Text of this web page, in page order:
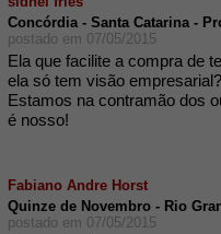
Concórdia - Santa Catarina -
postado em 07/05/2015
Ela que facilite a compra de
ela só tem visão
Estamos na contramão dos
é nosso!
Fabiano Andre Horst
Quinze de Novembro - Rio
postado em 07/05/2015